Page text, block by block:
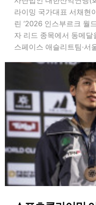
라이밍 국가대표 서채현
린 ‘2026 인스부르크 월
자 리드 종목에서 동메
스페이스 애슬리트팀·서